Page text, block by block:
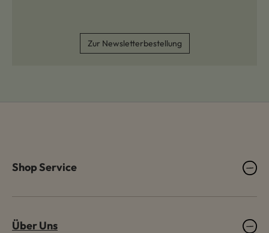
Zur Newsletterbestellung
Shop Service
Über Uns